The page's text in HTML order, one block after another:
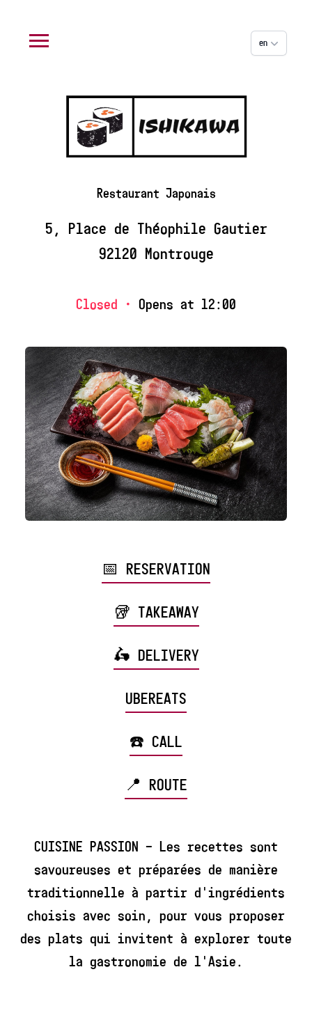
en
Restaurant Japonais
5, Place de Théophile Gautier
92120 Montrouge
Closed • Opens at 12:00
📅 RESERVATION
🥡 TAKEAWAY
🛵 DELIVERY
UBEREATS
☎️ CALL
📍 ROUTE
CUISINE PASSION – Les recettes sont
savoureuses et préparées de manière
traditionnelle à partir d'ingrédients
choisis avec soin, pour vous proposer
des plats qui invitent à explorer toute
la gastronomie de l'Asie.